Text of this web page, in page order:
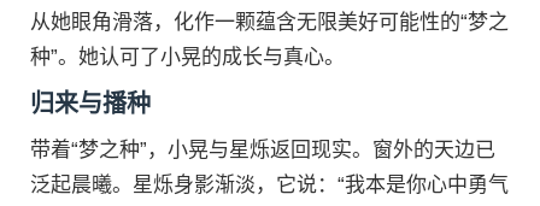
从她眼角滑落，化作一颗蕴含无限美好可能性的“梦之
种”。她认可了小晃的成长与真心。
归来与播种
带着“梦之种”，小晃与星烁返回现实。窗外的天边已
泛起晨曦。星烁身影渐淡，它说：“我本是你心中勇气